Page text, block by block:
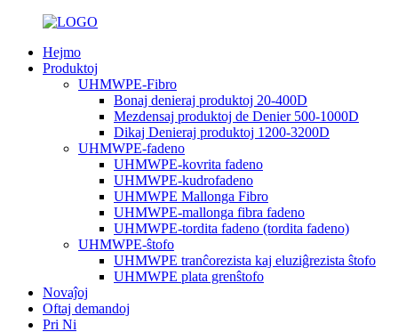
Hejmo
Produktoj
UHMWPE-Fibro
Bonaj denieraj produktoj 20-400D
Mezdensaj produktoj de Denier 500-1000D
Dikaj Denieraj produktoj 1200-3200D
UHMWPE-fadeno
UHMWPE-kovrita fadeno
UHMWPE-kudrofadeno
UHMWPE Mallonga Fibro
UHMWPE-mallonga fibra fadeno
UHMWPE-tordita fadeno (tordita fadeno)
UHMWPE-ŝtofo
UHMWPE tranĉorezista kaj eluziĝrezista ŝtofo
UHMWPE plata grenŝtofo
Novaĵoj
Oftaj demandoj
Pri Ni